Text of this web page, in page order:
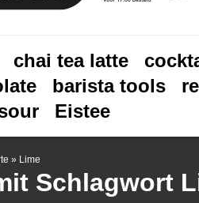
chai tea latte
barista tools
Eistee
» Lime
Schlagwort